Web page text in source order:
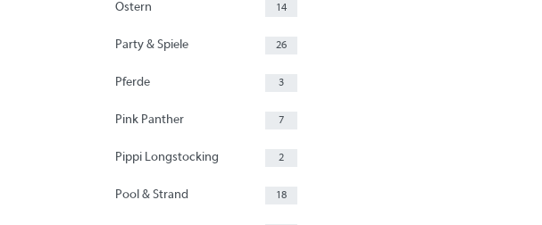
Ostern 14
Party & Spiele 26
Pferde 3
Pink Panther 7
Pippi Longstocking 2
Pool & Strand 18